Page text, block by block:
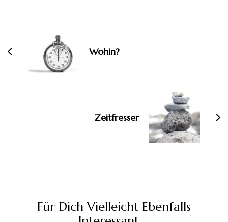
Wohin?
Zeitfresser
Für Dich Vielleicht Ebenfalls